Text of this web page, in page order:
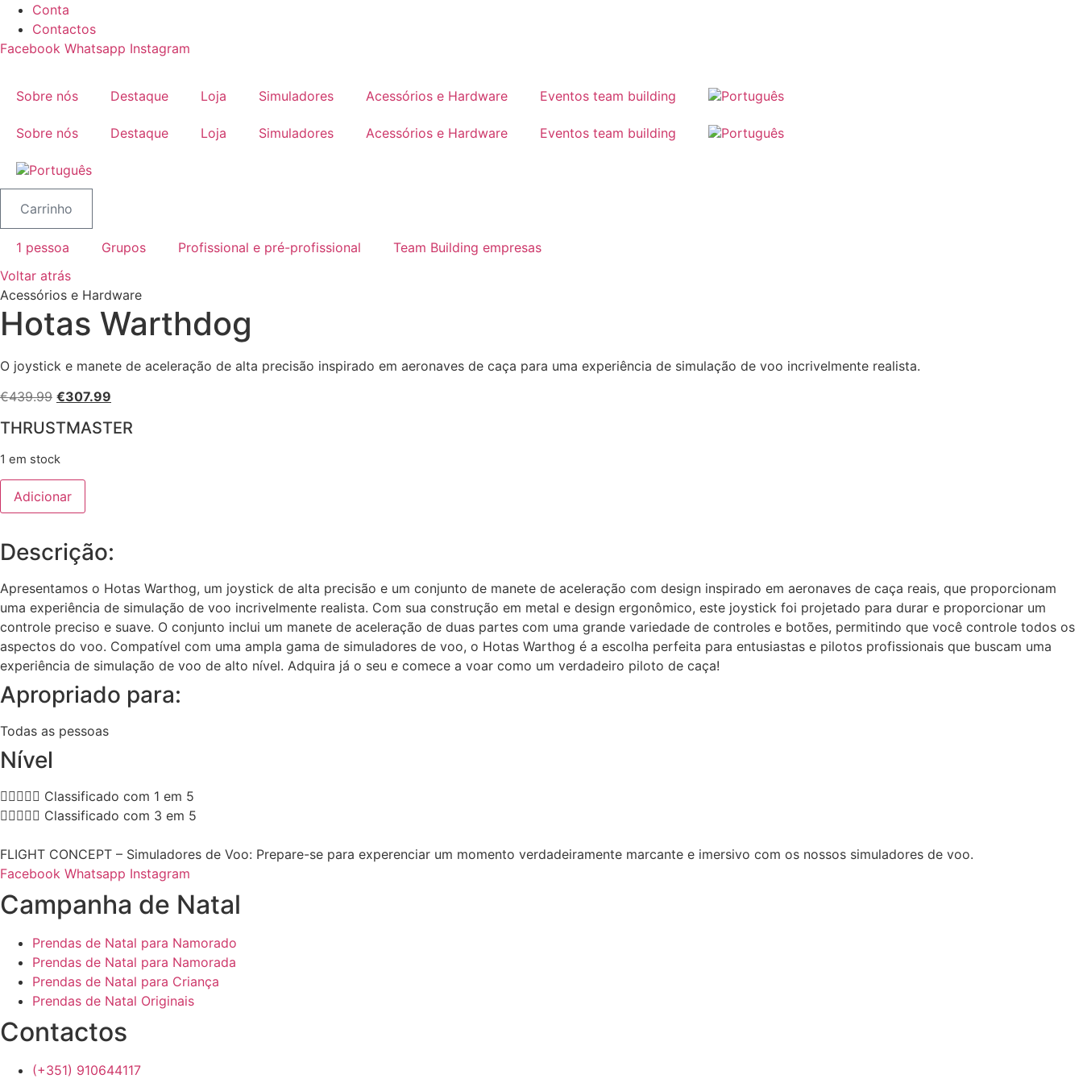
Pular
para
o
Conta
Contactos
Facebook Whatsapp Instagram
Sobre nós Destaque Loja Simuladores Acessórios e Hardware Eventos team building
Sobre nós Destaque Loja Simuladores Acessórios e Hardware Eventos team building
Carrinho
1 pessoa Grupos Profissional e pré-profissional
Team Building empresas
Voltar atrás
Acessórios e Hardware
Hotas Warthdog
O joystick e manete de aceleração de alta precisão inspirado em aeronaves de caça para uma experiência de simulação de voo incrivelmente realista.
€439.99 O
original
era:
€307.99
atual
THRUSTMASTER
1 em stock
Quantidade
de
Hotas
Adicionar
Descrição:
Apresentamos o Hotas Warthog, um joystick de alta precisão e um conjunto de manete de aceleração com design inspirado em aeronaves de caça reais, que proporcionam
uma experiência de simulação de voo incrivelmente realista. Com sua construção em metal e design ergonômico, este joystick foi projetado para durar e proporcionar um
controle preciso e suave. O conjunto inclui um manete de aceleração de duas partes com uma grande variedade de controles e botões, permitindo que você controle todos os
aspectos do voo. Compatível com uma ampla gama de simuladores de voo, o Hotas Warthog é a escolha perfeita para entusiastas e pilotos profissionais que buscam uma
experiência de simulação de voo de alto nível. Adquira já o seu e comece a voar como um verdadeiro piloto de caça!
Apropriado para:
Todas as pessoas
Nível
 Classificado com 1 em 5
 Classificado com 3 em 5
FLIGHT CONCEPT – Simuladores de Voo: Prepare-se para experenciar um momento verdadeiramente marcante e imersivo com os nossos simuladores de voo.
Facebook Whatsapp Instagram
Campanha de Natal
Prendas de Natal para Namorado
Prendas de Natal para Namorada
Prendas de Natal para Criança
Prendas de Natal Originais
Contactos
(+351) 910644117